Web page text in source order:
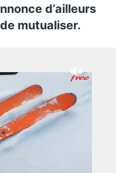
d’ailleurs
mutualiser.